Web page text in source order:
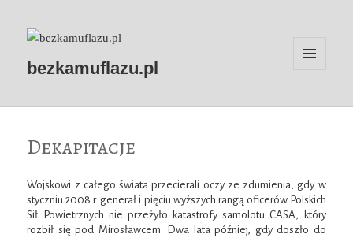
bezkamuflazu.pl
Dekapitacje
Wojskowi z całego świata przecierali oczy ze zdumienia, gdy w
styczniu 2008 r. generał i pięciu wyższych rangą oficerów Polskich
Sił Powietrznych nie przeżyło katastrofy samolotu CASA, który
rozbił się pod Mirosławcem. Dwa lata później, gdy doszło do